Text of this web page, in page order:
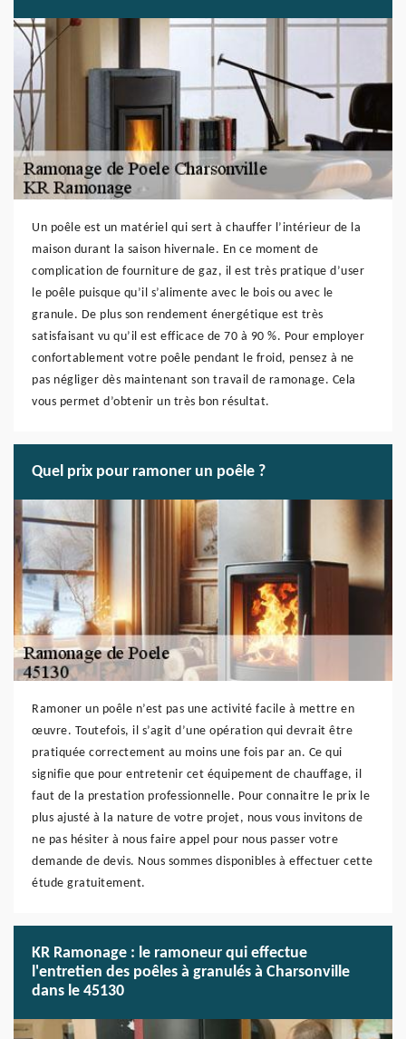
Un poêle est un matériel qui sert à chauffer l’intérieur de la
maison durant la saison hivernale. En ce moment de
complication de fourniture de gaz, il est très pratique d’user
le poêle puisque qu’il s’alimente avec le bois ou avec le
granule. De plus son rendement énergétique est très
satisfaisant vu qu’il est efficace de 70 à 90 %. Pour employer
confortablement votre poêle pendant le froid, pensez à ne
pas négliger dès maintenant son travail de ramonage. Cela
vous permet d’obtenir un très bon résultat.
Quel prix pour ramoner un poêle ?
Ramoner un poêle n’est pas une activité facile à mettre en
œuvre. Toutefois, il s’agit d’une opération qui devrait être
pratiquée correctement au moins une fois par an. Ce qui
signifie que pour entretenir cet équipement de chauffage, il
faut de la prestation professionnelle. Pour connaitre le prix le
plus ajusté à la nature de votre projet, nous vous invitons de
ne pas hésiter à nous faire appel pour nous passer votre
demande de devis. Nous sommes disponibles à effectuer cette
étude gratuitement.
KR Ramonage : le ramoneur qui effectue
l'entretien des poêles à granulés à Charsonville
dans le 45130